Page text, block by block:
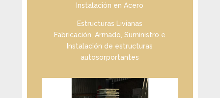
Instalación en Acero
Estructuras Livianas
Fabricación, Armado, Suministro e
Instalación de estructuras
autosorportantes